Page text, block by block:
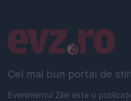
Cel mai bun portal de
Evenimentul Zilei este o
Linkuri utile